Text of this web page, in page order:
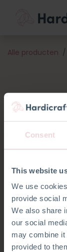
Consent
This website
We use
provide social
We also share
our social
may combine it
provided to
Alle producten